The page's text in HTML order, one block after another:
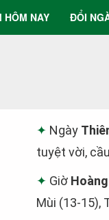
HÔM NAY ĐỔI
Ngày
tuyệt vời,
Giờ
Mùi (13-15),